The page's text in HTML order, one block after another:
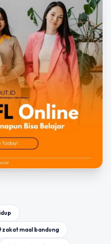
maal bandung